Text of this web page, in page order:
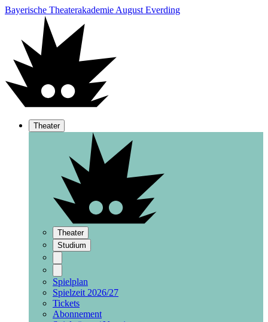
Bayerische Theaterakademie August Everding
Theater
Theater
Studium
Spielplan
Spielzeit 2026/27
Tickets
Abonnement